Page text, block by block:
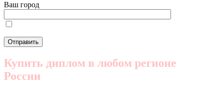
Ваш город
Купить диплом в любом регионе
России